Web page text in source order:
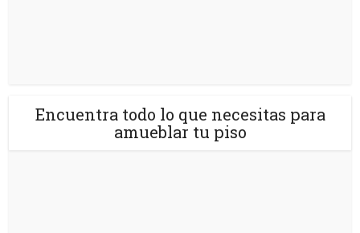
Encuentra todo lo que necesitas para
amueblar tu piso